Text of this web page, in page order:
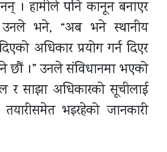
। हामीले पनि कानून बनाएर
उनले भने, “अब भने स्थानीय
अधिकार प्रयोग गर्न दिएर
छौं ।” उनले संविधानमा भएको
र साझा अधिकारको सूचीलाई
भइरहेको जानकारी